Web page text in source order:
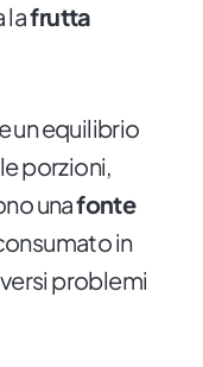
lafrutta
un equilibrio
porzioni,
unafonte
in
problemi